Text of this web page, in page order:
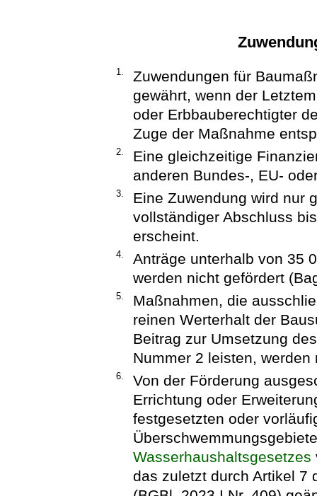
1.
Zuwendungen für
gewährt, wenn der
oder Erbbauberechtigter
Zuge der Maßnahme
2.
Eine gleichzeitige
anderen Bundes-, EU-
3.
Eine Zuwendung wird nur
vollständiger Abschluss
erscheint.
4.
Anträge unterhalb von 35
werden nicht gefördert
5.
Maßnahmen, die
reinen Werterhalt der
Beitrag zur Umsetzung
Nummer 2 leisten, werden
6.
Von der Förderung
Errichtung oder
festgesetzten oder
Wasserhaushaltsgesetzes
das zuletzt durch Artikel 7